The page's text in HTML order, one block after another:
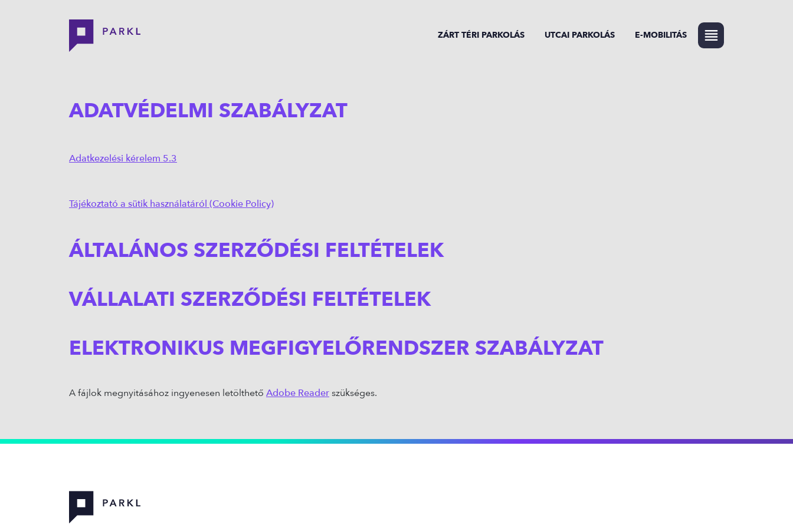
ZÁRT TÉRI PARKOLÁS UTCAI PARKOLÁS E-MOBILITÁS
ADATVÉDELMI SZABÁLYZAT
Adatkezelési kérelem 5.3
Tájékoztató a sütik használatáról (Cookie Policy)
ÁLTALÁNOS SZERZŐDÉSI FELTÉTELEK
VÁLLALATI SZERZŐDÉSI FELTÉTELEK
ELEKTRONIKUS MEGFIGYELŐRENDSZER SZABÁLYZAT
A fájlok megnyitásához ingyenesen letölthető Adobe Readerszükséges.
ENGLISH
ZÁRT TÉRI PARKOLÁS
E-MOBILITÁS
GYAKORI KÉRDÉSEK